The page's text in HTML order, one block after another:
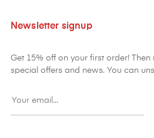
Newsletter signup
Get 15% off on your first order!
special offers and news. You can